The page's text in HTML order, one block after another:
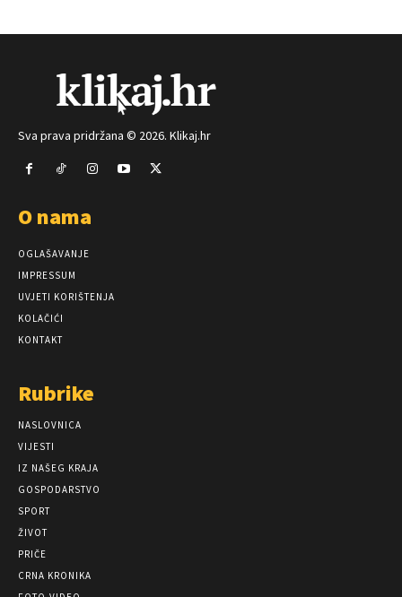
Sva prava pridržana © 2026. Klikaj.hr
O nama
OGLAŠAVANJE
IMPRESSUM
UVJETI KORIŠTENJA
KOLAČIĆI
KONTAKT
Rubrike
NASLOVNICA
VIJESTI
IZ NAŠEG KRAJA
GOSPODARSTVO
SPORT
ŽIVOT
PRIČE
CRNA KRONIKA